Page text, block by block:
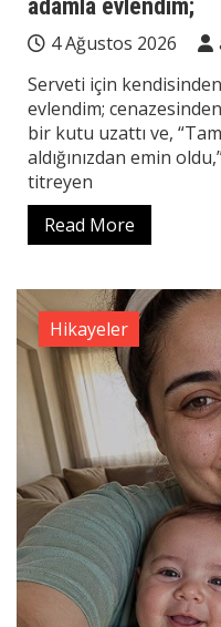
adamla evlendim;
4 Ağustos 2026
Serveti için
evlendim;
bir kutu uzattı ve,
aldığınızdan emin
titreyen
Read More
Hikayeler